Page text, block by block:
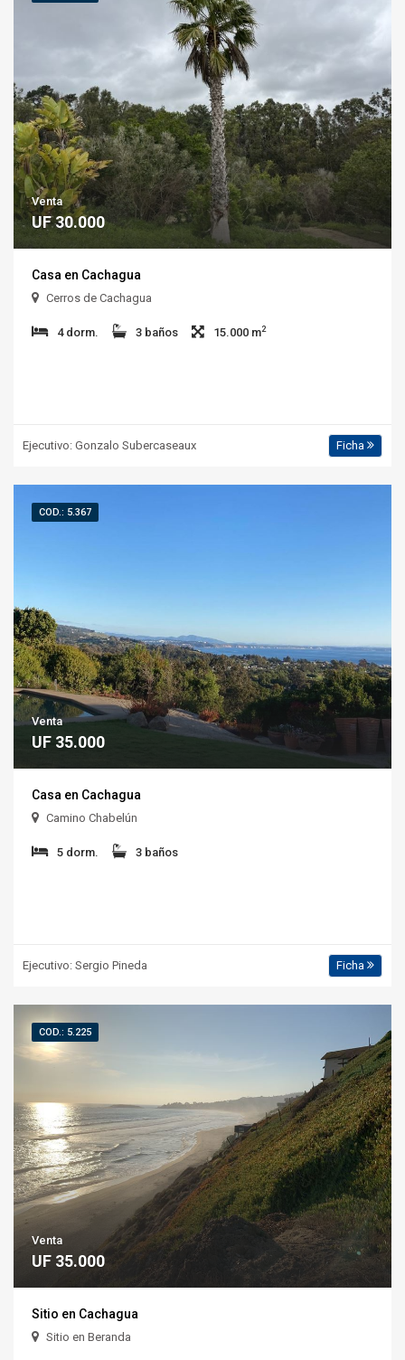
Venta
UF 30.000
Casa en Cachagua
Cerros de Cachagua
4 dorm. 3 baños 15.000 m2
Ejecutivo: Gonzalo Subercaseaux Ficha
COD.: 5.367
Venta
UF 35.000
Casa en Cachagua
Camino Chabelún
5 dorm. 3 baños
Ejecutivo: Sergio Pineda Ficha
COD.: 5.225
Venta
UF 35.000
Sitio en Cachagua
Sitio en Beranda